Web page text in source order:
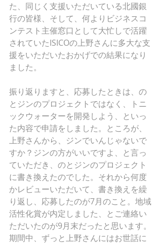
た、同じく支援いただいている北國銀
行の皆様、そして、何よりビジネスコ
ンテスト主催窓口として大忙しで活躍
されていたISICOの上野さんに多大な支
援をいただいたおかげでの結果になり
ました。
振り返りますと、応募したときは、の
とジンのプロジェクトではなく、トニ
ックウォーターを開発しよう、といっ
た内容で申請をしました。ところが、
上野さんから、ジンでいんじゃないで
すか？ジンの方がいいですよ、と言っ
ていただき、のとジンのプロジェクト
に書き換えたのでした。それから何度
かレビューいただいて、書き換えを繰
り返し、応募したのが7月のこと。地域
活性化賞が内定しました、とご連絡い
ただいたのが9月末だったと思います。
期間中、ずっと上野さんにはお世話に